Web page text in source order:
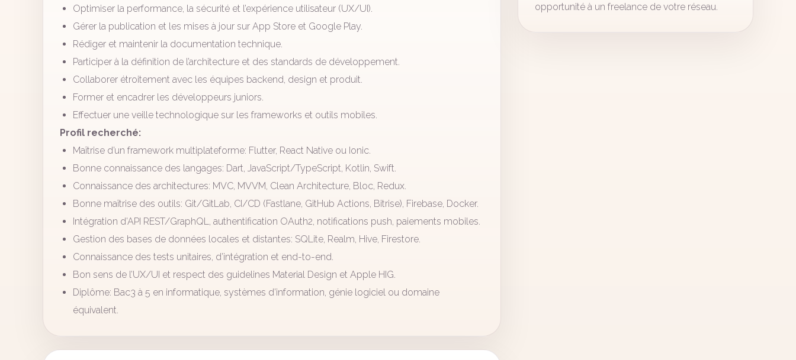
Optimiser la performance, la sécurité et l’expérience utilisateur (UX/UI).
Gérer la publication et les mises à jour sur App Store et Google Play.
Rédiger et maintenir la documentation technique.
Participer à la définition de l’architecture et des standards de développement.
Collaborer étroitement avec les équipes backend, design et produit.
Former et encadrer les développeurs juniors.
Effectuer une veille technologique sur les frameworks et outils mobiles.
Profil recherché:
Maîtrise d’un framework multiplateforme: Flutter, React Native ou Ionic.
Bonne connaissance des langages: Dart, JavaScript/TypeScript, Kotlin, Swift.
Connaissance des architectures: MVC, MVVM, Clean Architecture, Bloc, Redux.
Bonne maîtrise des outils: Git/GitLab, CI/CD (Fastlane, GitHub Actions, Bitrise), Firebase, Docker.
Intégration d’API REST/GraphQL, authentification OAuth2, notifications push, paiements mobiles.
Gestion des bases de données locales et distantes: SQLite, Realm, Hive, Firestore.
Connaissance des tests unitaires, d’intégration et end-to-end.
Bon sens de l’UX/UI et respect des guidelines Material Design et Apple HIG.
Diplôme: Bac3 à 5 en informatique, systèmes d’information, génie logiciel ou domaine
équivalent.
opportunité à un freelance de votre réseau.